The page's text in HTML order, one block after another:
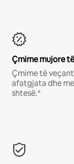
Çmime mujore
Çmime të
afatgjata dhe
shtesë.*